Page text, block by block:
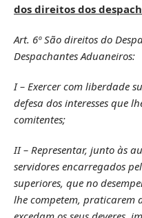
dos direitos dos
Art. 6º São direitos do
Despachantes Aduaneiros:
I – Exercer com liberdade
defesa dos interesses que
comitentes;
II – Representar, junto às
servidores encarregados
superiores, que no
lhe competem, praticarem